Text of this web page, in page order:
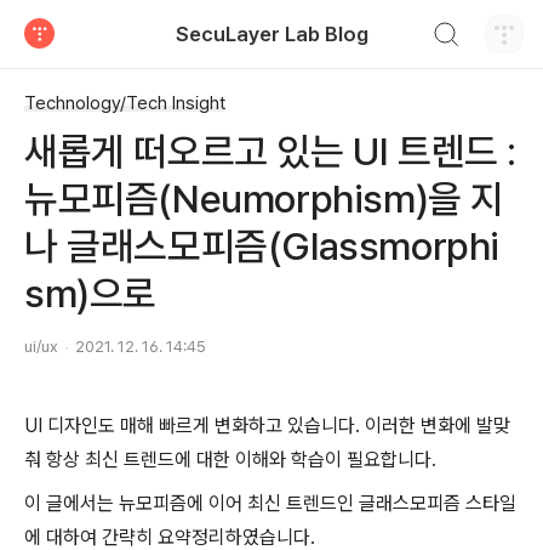
SecuLayer Lab Blog
Technology/Tech Insight
새롭게 떠오르고 있는 UI 트렌드 :
뉴모피즘(Neumorphism)을 지
나 글래스모피즘(Glassmorphi
sm)으로
ui/ux 2021. 12. 16. 14:45
UI 디자인도 매해 빠르게 변화하고 있습니다. 이러한 변화에 발맞
춰 항상 최신 트렌드에 대한 이해와 학습이 필요합니다.
이 글에서는 뉴모피즘에 이어 최신 트렌드인 글래스모피즘 스타일
에 대하여 간략히 요약정리하였습니다.